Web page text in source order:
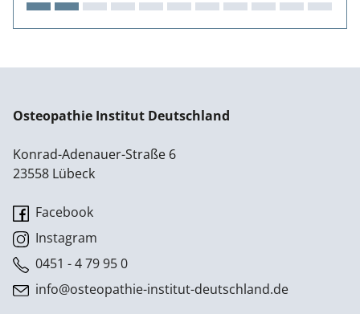
Osteopathie Institut Deutschland
Konrad-Adenauer-Straße 6
23558 Lübeck
Facebook
Instagram
0451 - 4 79 95 0
info@osteopathie-institut-deutschland.de